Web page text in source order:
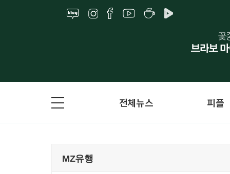
전체뉴스 피플